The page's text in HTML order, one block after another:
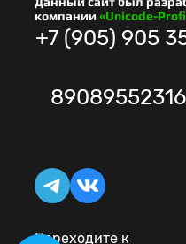
компании«Unicode-
+7 (905) 905
Переходите к